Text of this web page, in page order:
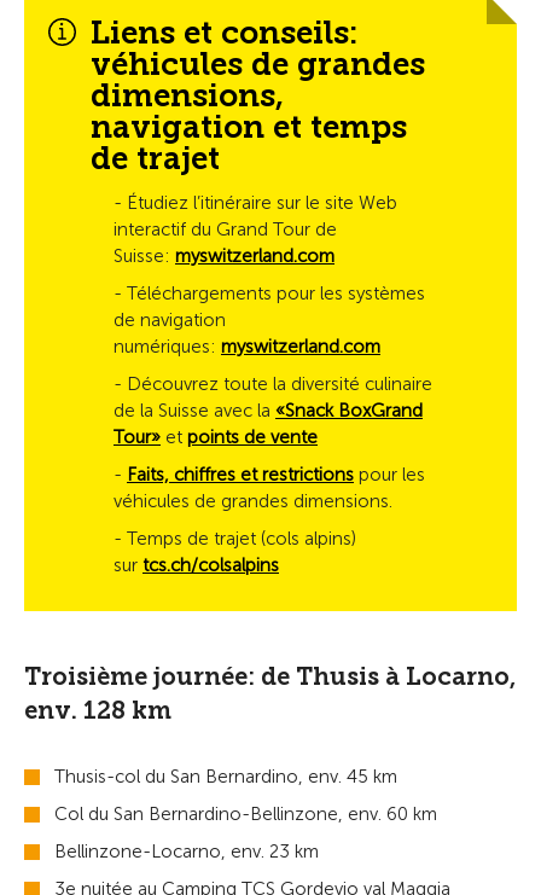
Liens et conseils:
véhicules de grandes
dimensions,
navigation et temps
de trajet
- Étudiez l’itinéraire sur le site Web
interactif du Grand Tour de
Suisse: myswitzerland.com
- Téléchargements pour les systèmes
de navigation
numériques: myswitzerland.com
- Découvrez toute la diversité culinaire
de la Suisse avec la «Snack BoxGrand
Tour» et points de vente
- Faits, chiffres et restrictions pour les
véhicules de grandes dimensions.
- Temps de trajet (cols alpins)
sur tcs.ch/colsalpins
Troisième journée: de Thusis à Locarno,
env. 128 km
Thusis-col du San Bernardino, env. 45 km
Col du San Bernardino-Bellinzone, env. 60 km
Bellinzone-Locarno, env. 23 km
3e nuitée au Camping TCS Gordevio val Maggia